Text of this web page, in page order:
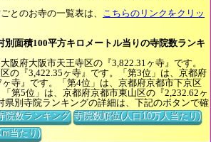
とのお寺の一覧表は、 こちらのリンクをクリッ
別面積100平方キロメートル当りの寺院数ランキ
阪府大阪市天王寺区の『3,822.31ヶ寺』です。
の『3,422.35ヶ寺』です。「第3位」は、京都府
寺』です。「第4位」は、京都府京都市下京区
第5位」は、京都府京都市東山区の『2,232.62ヶ
県別寺院ランキングの詳細は、下記のボタンで確
院数ランキング 寺院数順位(人口10万人当たり)
当たり)